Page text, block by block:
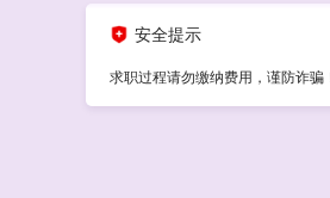
安全提示
求职过程请勿缴纳费用，谨防诈